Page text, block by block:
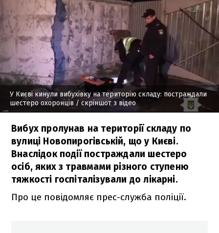
У Києві кинули вибухівку на територію складу: постраждали
шестеро охоронців/ скріншот з відео
Вибух пролунав на території складу по
вулиці Новопирогівській, що у Києві.
Внаслідок події постраждали шестеро
осіб, яких з травмами різного ступеню
тяжкості госпіталізували до лікарні.
Про це повідомляє прес-служба поліції.